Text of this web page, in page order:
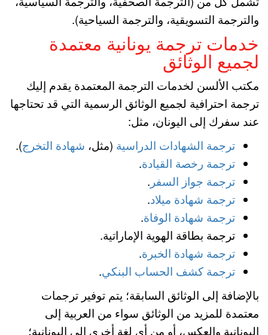
والترجمة التسويقية، والترجمة السياحية).
خدمات ترجمة يونانية معتمدة
لجميع الوثائق
مكتب الألسن لخدمات الترجمة المعتمدة يقدم إليك
ترجمة احترافية لجميع الوثائق الرسمية التي قد تحتاجها
عند سفرك إلى اليونان، مثل:
ترجمة الشهادات الدراسية (مثل، شهادة التخرج).
ترجمة رخصة القيادة.
ترجمة جواز السفر .
ترجمة شهادة ميلاد.
ترجمة شهادة الوفاة.
ترجمة بطاقة الهوية الإماراتية.
ترجمة شهادة الخبرة.
ترجمة كشف الحساب البنكي.
بالإضافة إلى الوثائق السابقة؛ يتم توفير ترجمات
معتمدة للمزيد من الوثائق سواء من العربية إلى
اليونانية والعكس، أو من أي لغة أخرى إلى اليونانية؛